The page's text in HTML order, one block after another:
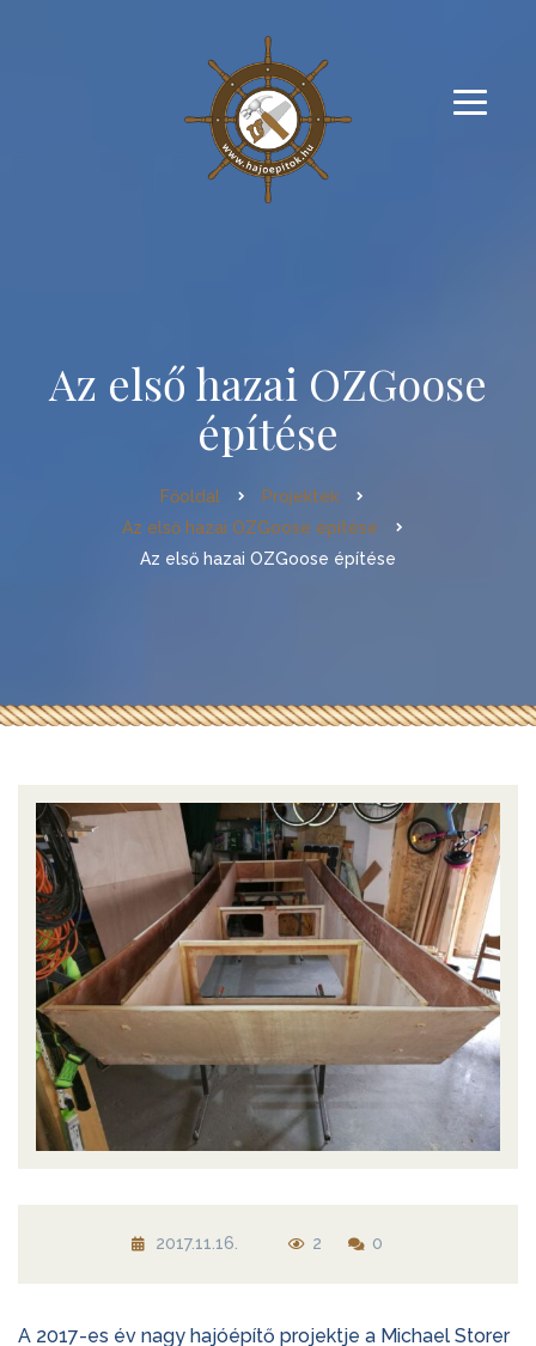
Az első hazai OZGoose
építése
Főoldal
Projektek
Az első hazai OZGoose építése
Az első hazai OZGoose építése
2017.11.16. 2 0
A 2017-es év nagy hajóépítő projektje a Michael Storer